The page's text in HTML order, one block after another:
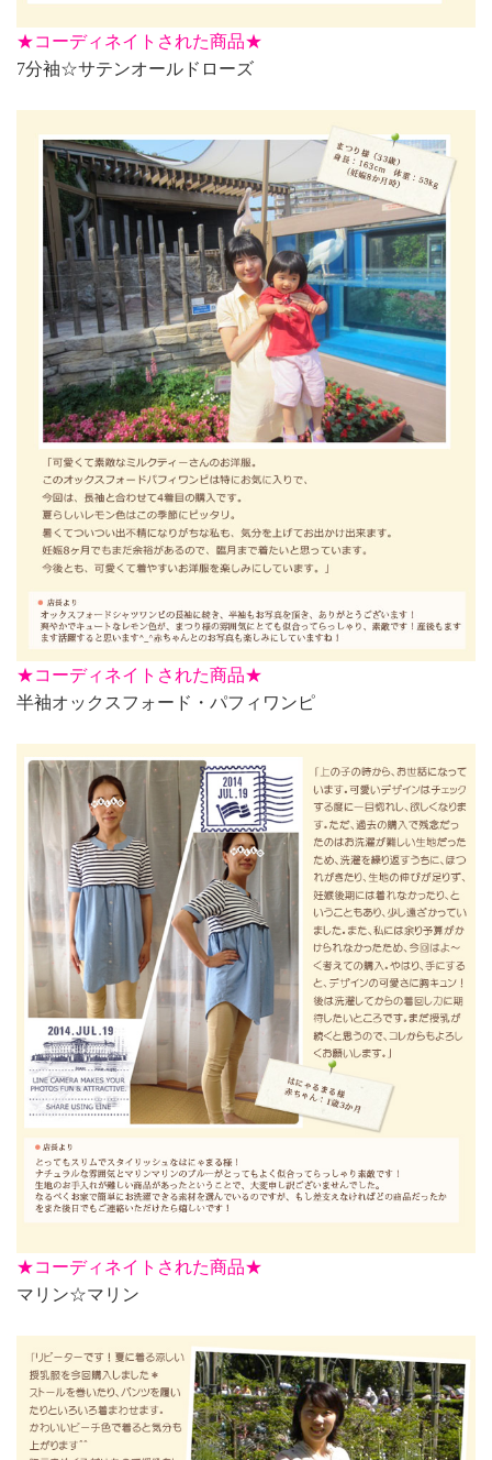
★コーディネイトされた商品★
7分袖☆サテンオールドローズ
★コーディネイトされた商品★
半袖オックスフォード・パフィワンピ
★コーディネイトされた商品★
マリン☆マリン